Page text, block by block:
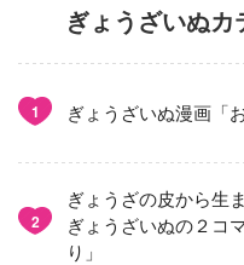
ぎょうざいぬ
1 ぎょうざいぬ漫画「
2
ぎょうざの皮から生
ぎょうざいぬの２コ
り」